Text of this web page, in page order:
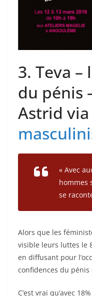
3. Teva –
du pénis
Astrid via
« Avec
hommes
se
Alors que les
visible leurs luttes le
en diffusant pour
confidences du pénis
C’est vrai qu’avec